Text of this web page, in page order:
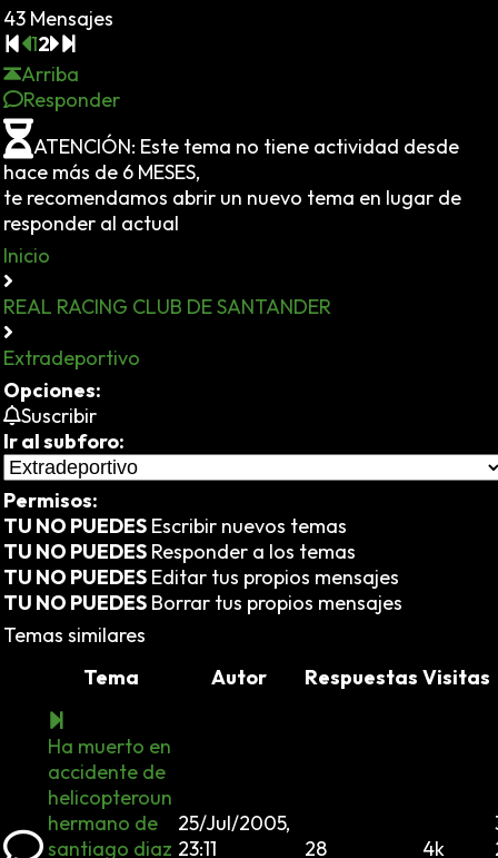
43 Mensajes
12
Arriba
Responder
ATENCIÓN: Este tema no tiene actividad desde
hace más de 6 MESES,
te recomendamos abrir un nuevo tema en lugar de
responder al actual
Inicio
REAL RACING CLUB DE SANTANDER
Extradeportivo
Opciones:
Suscribir
Ir al subforo:
Permisos:
TU NO PUEDES Escribir nuevos temas
TU NO PUEDES Responder a los temas
TU NO PUEDES Editar tus propios mensajes
TU NO PUEDES Borrar tus propios mensajes
Temas similares
Tema
Autor Respuestas Visitas
Ha muerto en
accidente de
helicopteroun
hermano de
santiago diaz
25/Jul/2005,
23:11
28 4k